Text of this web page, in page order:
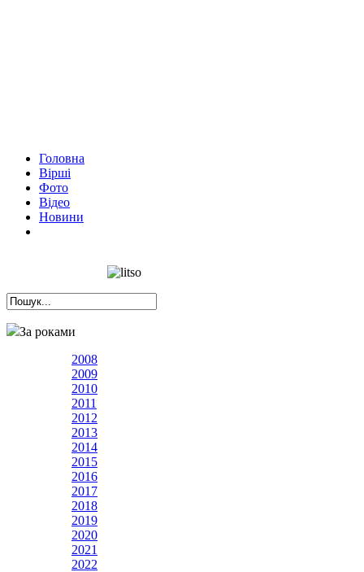
Головна
Вірші
Фото
Відео
Новини
За роками
2008
2009
2010
2011
2012
2013
2014
2015
2016
2017
2018
2019
2020
2021
2022